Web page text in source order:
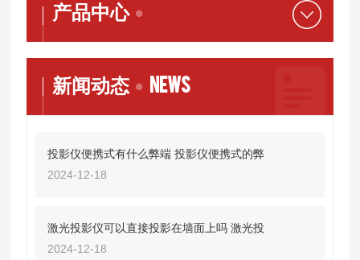
产品中心
新闻动态 NEWS
投影仪便携式有什么弊端 投影仪便携式的弊
2024-12-18
激光投影仪可以直接投影在墙面上吗 激光投
2024-12-18